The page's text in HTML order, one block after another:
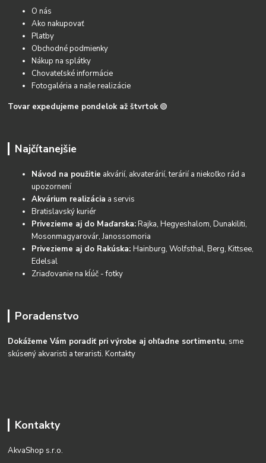
O nás
Ako nakupovať
Platby
Obchodné podmienky
Nákup na splátky
Chovateľské informácie
Fotogaléria a naše realizácie
Tovar expedujeme pondelok až štvrtok 🟢
Najčítanejšie
Návod na použitie akvárií, akvaterárií, terárií a niekoľko rád a
upozornení
Akvárium realizácia a servis
Bratislavský kuriér
Privezieme aj do Maďarska:Rajka, Hegyeshalom, Dunakiliti,
Mosonmagyarovár, Janossomoria
Privezieme aj do Rakúska:Hainburg, Wolfsthal, Berg, Kittsee,
Edelsal
Zriaďovanie na kĺúč - fotky
Poradenstvo
Dokážeme Vám poradiť pri výrobe aj ohľadne sortimentu, sme
skúsený akvaristi a teraristi.Kontakty
Kontakty
AkvaShop s.r.o.